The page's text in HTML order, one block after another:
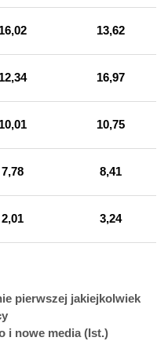
16,02 13,62
12,34 16,97
10,01 10,75
7,78 8,41
2,01 3,24
pierwszej jakiejkolwiek
i nowe media (Ist.)